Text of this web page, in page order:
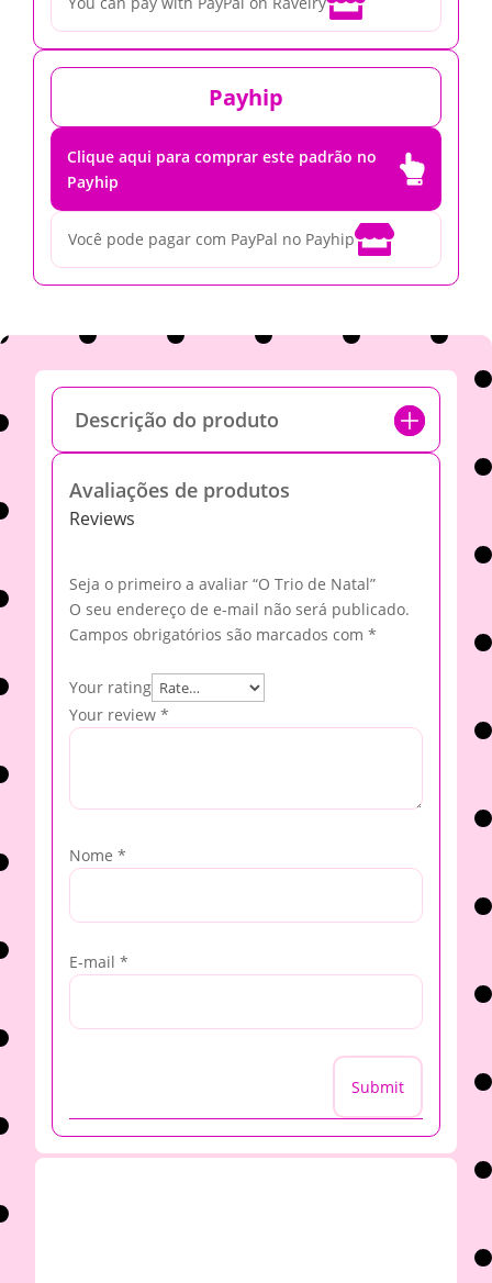
Payhip
Clique aqui para comprar este padrão no
Payhip

Você pode pagar com PayPal no Payhip
Descrição do produto
Avaliações de produtos
Reviews
Seja o primeiro a avaliar “O Trio de Natal”
O seu endereço de e-mail não será publicado.
Campos obrigatórios são marcados com *
Your rating
Your review *
Nome *
E-mail *
Submit